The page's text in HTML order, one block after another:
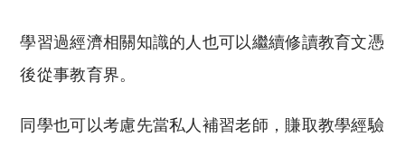
學習過經濟相關知識的人也可以繼續修讀教育文憑
後從事教育界。
同學也可以考慮先當私人補習老師，賺取教學經驗